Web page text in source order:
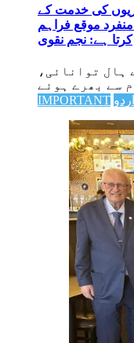
اپنی برادریوں کی خدمت کے
موقع فراہم
کرتا ہے: نجم نقوی
میں لبرل پارٹی کنونشن 2026 کے ہال توانائی،
IMPORTANT اردو